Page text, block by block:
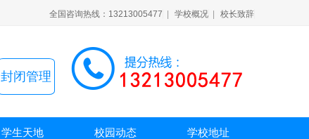
全国咨询热线：13213005477 学校概况 校长致辞
封闭管理
学生天地 校园动态 学校地址